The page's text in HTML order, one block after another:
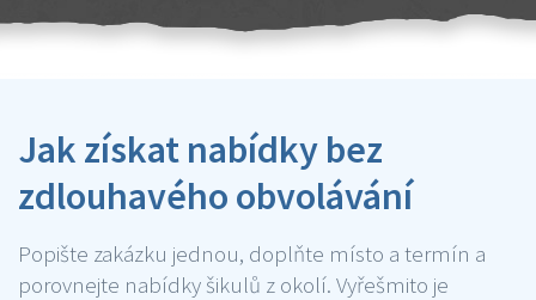
Jak získat nabídky bez
zdlouhavého obvolávání
Popište zakázku jednou, doplňte místo a termín a
porovnejte nabídky šikulů z okolí. Vyřešmito je